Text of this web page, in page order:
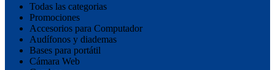
Todas las categorias
Promociones
Accesorios para Computador
Audífonos y diademas
Bases para portátil
Cámara Web